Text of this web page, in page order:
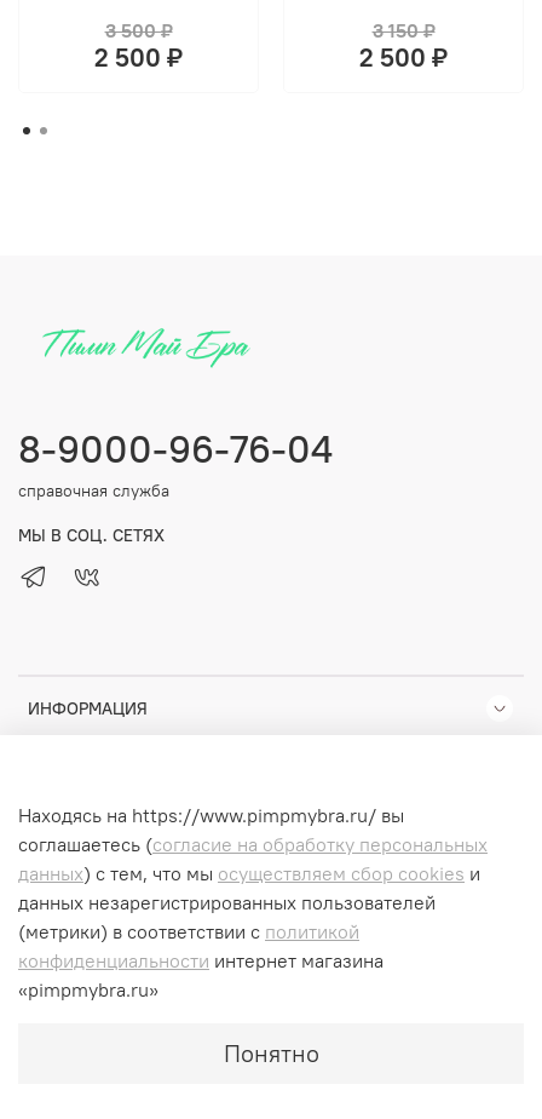
3 500 ₽
2 500 ₽
3 150 ₽
2 500 ₽
ИНФОРМАЦИЯ
ПОМОЩЬ
8-9000-96-76-04
справочная служба
МЫ В СОЦ. СЕТЯХ
© 2025 Любое использование контента без письменного
разрешения запрещено
Находясь на https://www.pimpmybra.ru/ вы
соглашаетесь (согласие на обработку персональных
данных) с тем, что мы осуществляем сбор cookies и
данных незарегистрированных пользователей
(метрики) в соответствии с политикой
конфиденциальности интернет магазина
«pimpmybra.ru»
Понятно